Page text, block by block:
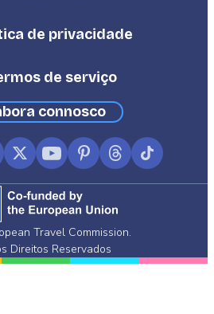
de privacidade
de serviço
connosco
X
(formerly
Twitter)
YouTubePinterest
ThreadsTikTok
Travel Commission.
Direitos Reservados